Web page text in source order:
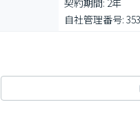
契約期間: 2年
自社管理番号: